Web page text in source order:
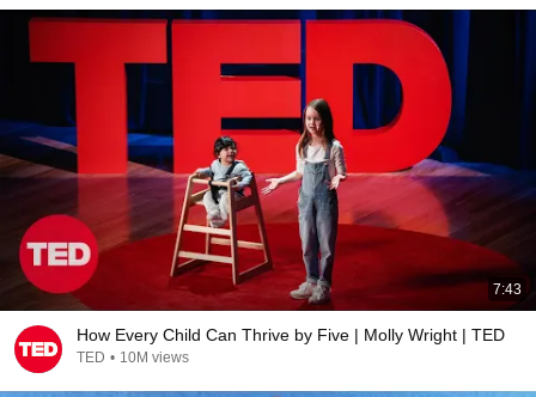
7:43
How Every Child Can Thrive by Five | Molly Wright | TED
TED • 10M views